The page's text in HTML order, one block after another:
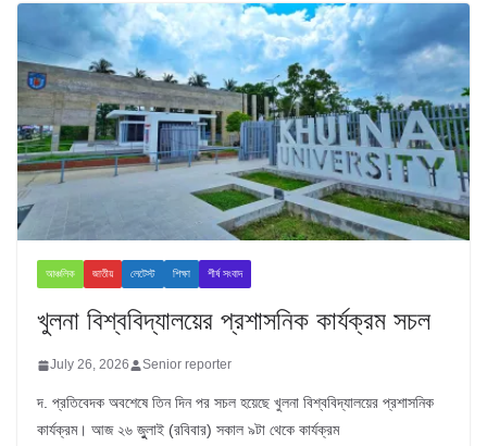
আঞ্চলিক জাতীয় লেটেস্ট শিক্ষা শীর্ষ সংবাদ
খুলনা বিশ্ববিদ্যালয়ের প্রশাসনিক কার্যক্রম সচল
July 26, 2026 Senior reporter
দ. প্রতিবেদক অবশেষে তিন দিন পর সচল হয়েছে খুলনা বিশ্ববিদ্যালয়ের প্রশাসনিক
কার্যক্রম। আজ ২৬ জুুলাই (রবিবার) সকাল ৯টা থেকে কার্যক্রম